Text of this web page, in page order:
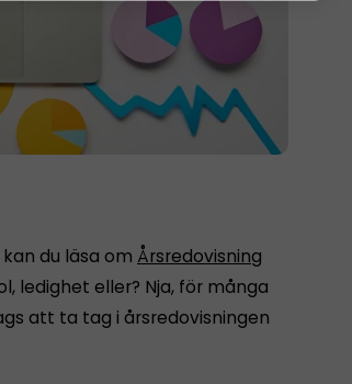
du läsa om Årsredovisning
ledighet eller? Nja, för många
att ta tag i årsredovisningen